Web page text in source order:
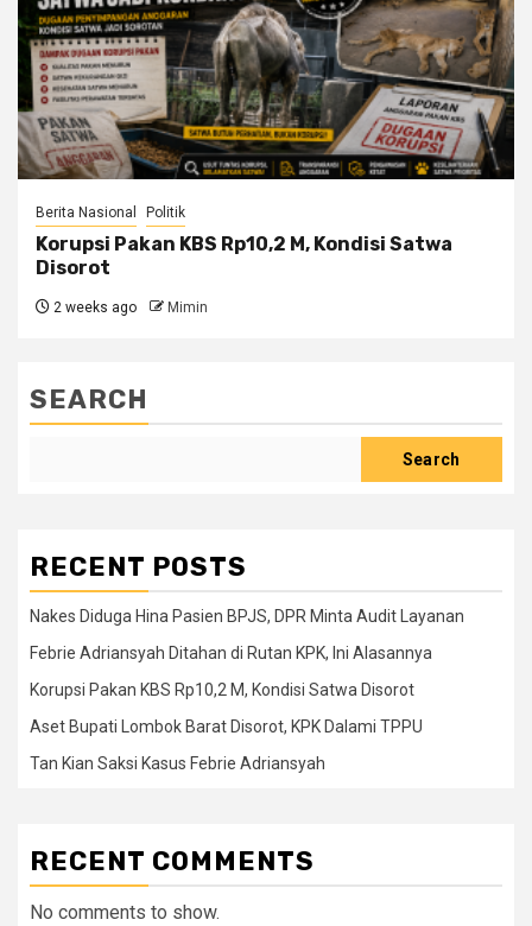
Berita Nasional Politik
Korupsi Pakan KBS Rp10,2 M, Kondisi Satwa
Disorot
2 weeks ago Mimin
SEARCH
Search
RECENT POSTS
Nakes Diduga Hina Pasien BPJS, DPR Minta Audit Layanan
Febrie Adriansyah Ditahan di Rutan KPK, Ini Alasannya
Korupsi Pakan KBS Rp10,2 M, Kondisi Satwa Disorot
Aset Bupati Lombok Barat Disorot, KPK Dalami TPPU
Tan Kian Saksi Kasus Febrie Adriansyah
RECENT COMMENTS
No comments to show.